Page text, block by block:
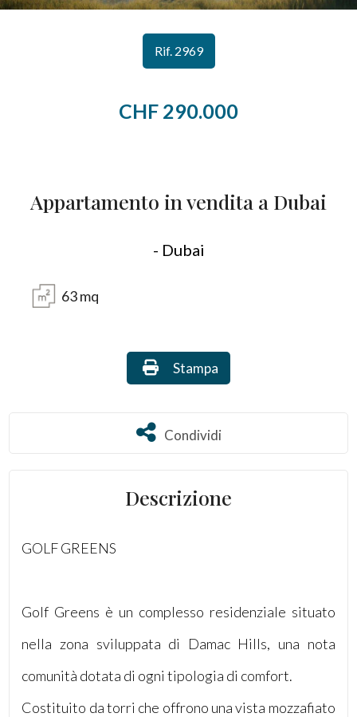
Rif. 2969
CHF 290.000
Appartamento in vendita a Dubai
- Dubai
63mq
Stampa: Rif. 2969
Stampa
Condividi
Condividi
Descrizione
GOLF GREENS
Golf Greens è un complesso residenziale situato
nella zona sviluppata di Damac Hills, una nota
comunità dotata di ogni tipologia di comfort.
Costituito da torri che offrono una vista mozzafiato
Tipologia
Qualsiasi
Totale
mq